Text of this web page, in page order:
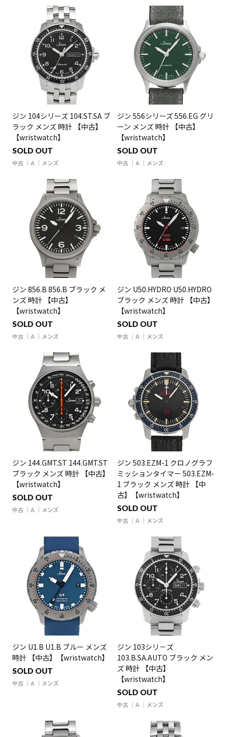
ジン 104シリーズ 104.ST.SA ブ
ラック メンズ 時計 【中古】
【wristwatch】
SOLD OUT
中古 A メンズ
ジン 556シリーズ 556.EG グリ
ーン メンズ 時計 【中古】
【wristwatch】
SOLD OUT
中古 A メンズ
ジン 856.B 856.B ブラック メ
ンズ 時計 【中古】
【wristwatch】
SOLD OUT
中古 A メンズ
ジン U50.HYDRO U50.HYDRO
ブラック メンズ 時計 【中古】
【wristwatch】
SOLD OUT
中古 A メンズ
ジン 144.GMT.ST 144.GMT.ST
ブラック メンズ 時計 【中古】
【wristwatch】
SOLD OUT
中古 A メンズ
ジン 503.EZM-1 クロノグラフ
ミッションタイマー 503.EZM-
1 ブラック メンズ 時計 【中
古】【wristwatch】
SOLD OUT
中古 A メンズ
ジン U1.B U1.B ブルー メンズ
時計 【中古】【wristwatch】
SOLD OUT
中古 A メンズ
ジン 103シリ－ズ
103.B.SA.AUTO ブラック メン
ズ 時計 【中古】
【wristwatch】
SOLD OUT
中古 A メンズ